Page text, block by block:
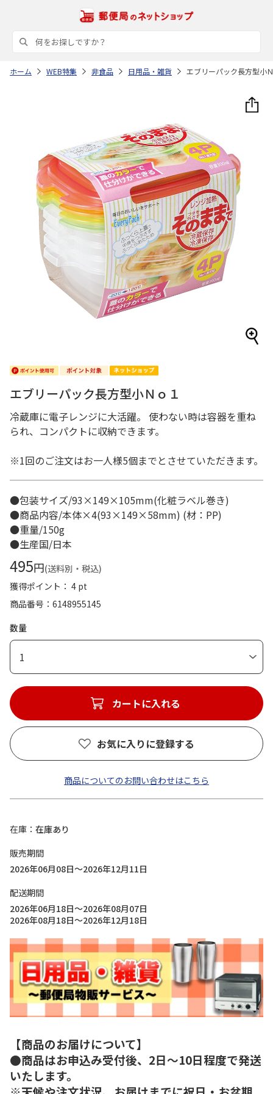
ホーム WEB特集 非食品 日用品・雑貨 エブリーパック長方型小
エブリーパック長方型小Ｎｏ１
冷蔵庫に電子レンジに大活躍。 使わない時は容器を重ね
られ、コンパクトに収納できます。
※1回のご注文はお一人様5個までとさせていただきます。
●包装サイズ/93×149×105mm(化粧ラベル巻き)
●商品内容/本体×4(93×149×58mm) (材：PP)
●重量/150g
●生産国/日本
495円(送料別・税込)
獲得ポイント： 4 pt
商品番号
6148955145
数量
1
カートに入れる
お気に入りに登録する
商品についてのお問い合わせはこちら
在庫
在庫あり
販売期間
2026年06月08日～2026年12月11日
配送期間
2026年06月18日～2026年08月07日
2026年08月18日～2026年12月18日
【商品のお届けについて】
●商品はお申込み受付後、2日～10日程度で発送
いたします。